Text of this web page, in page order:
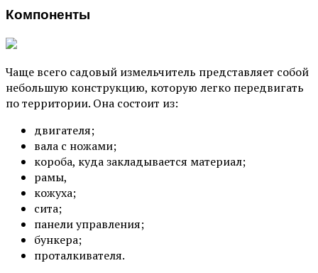
Компоненты
Чаще всего садовый измельчитель представляет собой
небольшую конструкцию, которую легко передвигать
по территории. Она состоит из:
двигателя;
вала с ножами;
короба, куда закладывается материал;
рамы,
кожуха;
сита;
панели управления;
бункера;
проталкивателя.